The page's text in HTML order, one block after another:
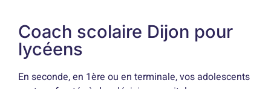
Coach scolaire Dijon pour
lycéens
En seconde, en 1ère ou en terminale, vos adolescents